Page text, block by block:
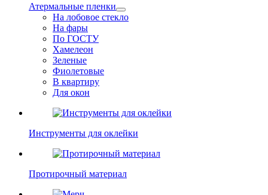
Атермальные пленки
На лобовое стекло
На фары
По ГОСТУ
Хамелеон
Зеленые
Фиолетовые
В квартиру
Для окон
Инструменты для оклейки
Протирочный материал